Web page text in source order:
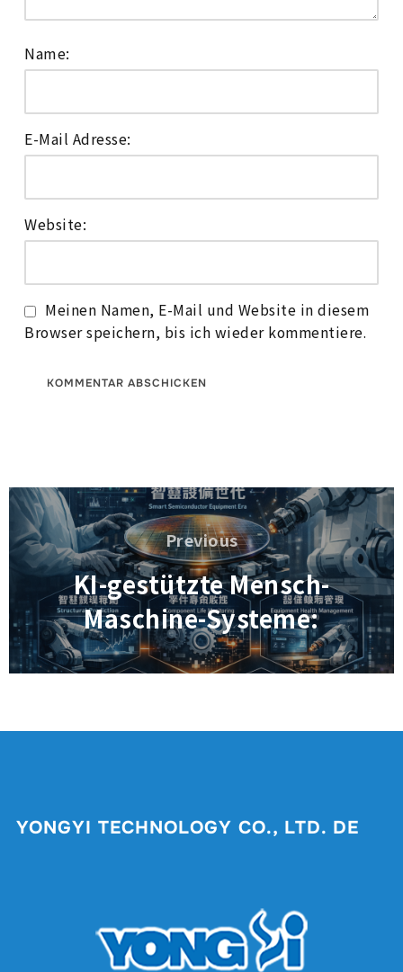
Name:
E-Mail Adresse:
Website:
Meinen Namen, E-Mail und Website in diesem
Browser speichern, bis ich wieder kommentiere.
Beitragsnavigation
Previous
Previous
KI-gestützte Mensch-
Maschine-Systeme:
YONGYI TECHNOLOGY CO., LTD. DE